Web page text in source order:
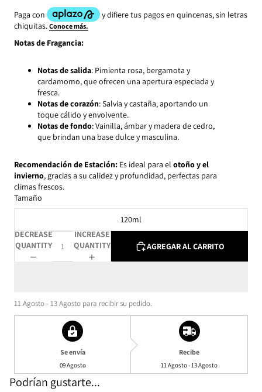
Notas de Fragancia:
Notas de salida: Pimienta rosa, bergamota y
cardamomo, que ofrecen una apertura especiada y
fresca.
Notas de corazón: Salvia y castaña, aportando un
toque cálido y envolvente.
Notas de fondo: Vainilla, ámbar y madera de cedro,
que brindan una base dulce y masculina.
Recomendación de Estación: Es ideal para el otoño y el
invierno, gracias a su calidez y profundidad, perfectas para
climas frescos.
Tamaño
120ml
DECREASE
QUANTITY
INCREASE
QUANTITY
AGREGAR AL CARRITO
11 Agosto - 13 Agosto para recibir su pedido.
Se envía
09 Agosto
Recibe
11 Agosto - 13 Agosto
Podrían gustarte...